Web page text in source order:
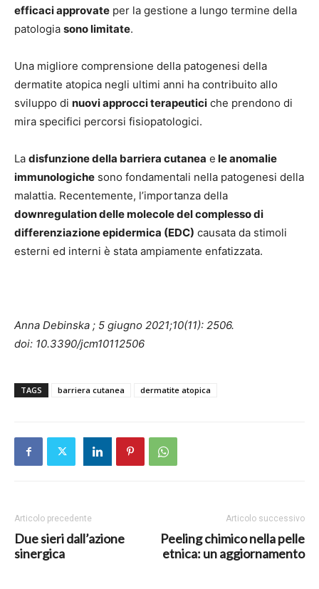
efficaci approvate per la gestione a lungo termine della
patologia sono limitate.
Una migliore comprensione della patogenesi della
dermatite atopica negli ultimi anni ha contribuito allo
sviluppo di nuovi approcci terapeutici che prendono di
mira specifici percorsi fisiopatologici.
La disfunzione della barriera cutanea e le anomalie
immunologiche sono fondamentali nella patogenesi della
malattia. Recentemente, l’importanza della
downregulation delle molecole del complesso di
differenziazione epidermica (EDC) causata da stimoli
esterni ed interni è stata ampiamente enfatizzata.
Anna Debinska ; 5 giugno 2021;10(11): 2506.
doi: 10.3390/jcm10112506
TAGS barriera cutanea dermatite atopica
Articolo precedente
Due sieri dall’azione
sinergica
Articolo successivo
Peeling chimico nella pelle
etnica: un aggiornamento